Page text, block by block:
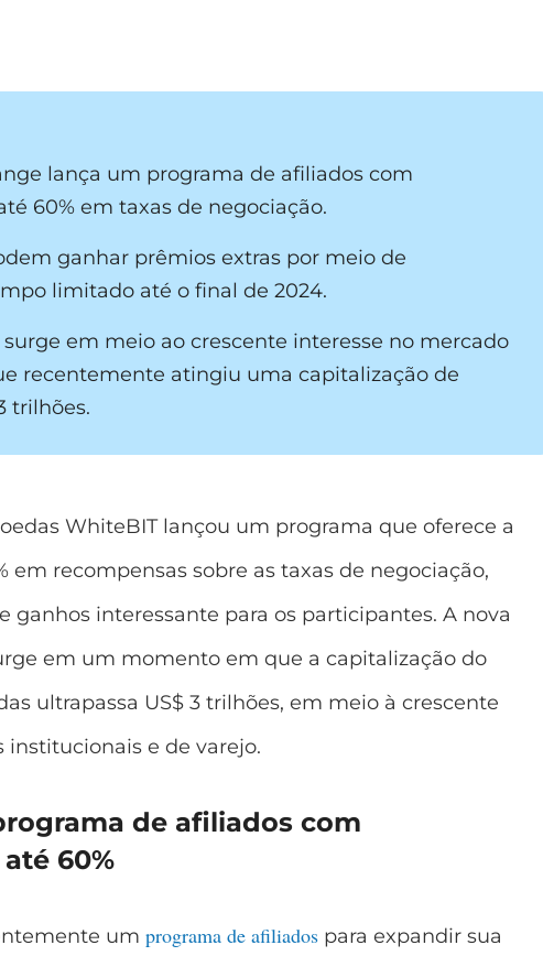
lança um programa de afiliados com
60% em taxas de negociação.
ganhar prêmios extras por meio de
limitado até o final de 2024.
em meio ao crescente interesse no mercado
recentemente atingiu uma capitalização de
trilhões.
WhiteBIT lançou um programa que oferece a
em recompensas sobre as taxas de negociação,
ganhos interessante para os participantes. A nova
em um momento em que a capitalização do
ultrapassa US$ 3 trilhões, em meio à crescente
institucionais e de varejo.
de afiliados com
60%
um programa de afiliados para expandir sua